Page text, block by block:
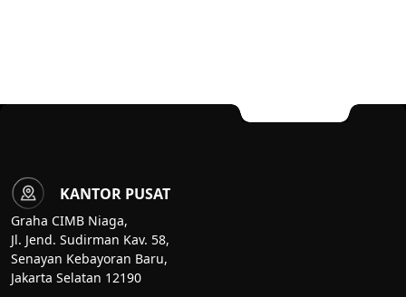
KANTOR PUSAT
Graha CIMB Niaga,
Jl. Jend. Sudirman Kav. 58,
Senayan Kebayoran Baru,
Jakarta Selatan 12190